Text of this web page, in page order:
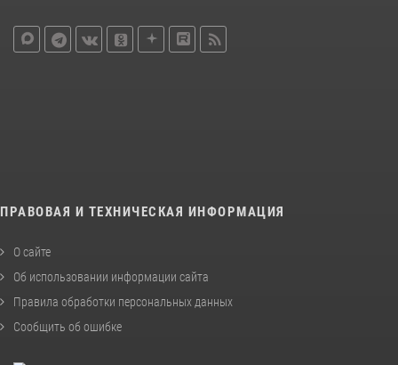
ПРАВОВАЯ И ТЕХНИЧЕСКАЯ ИНФОРМАЦИЯ
О сайте
Об использовании информации сайта
Правила обработки персональных данных
Сообщить об ошибке